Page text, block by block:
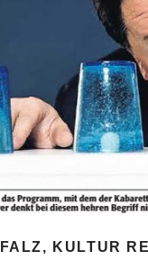
KULTUR